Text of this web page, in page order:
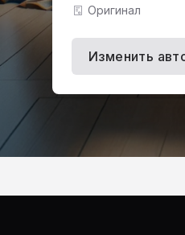
Оригинал
Изменить